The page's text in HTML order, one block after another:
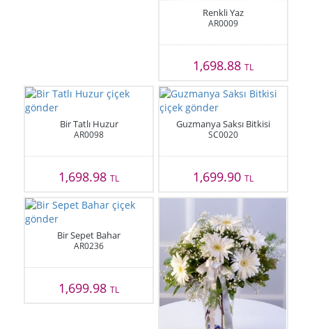
Renkli Yaz
AR0009
1,698.88 TL
Bir Tatlı Huzur
AR0098
1,698.98TL
Guzmanya Saksı Bitkisi
SC0020
1,699.90 TL
Bir Sepet Bahar
AR0236
1,699.98TL